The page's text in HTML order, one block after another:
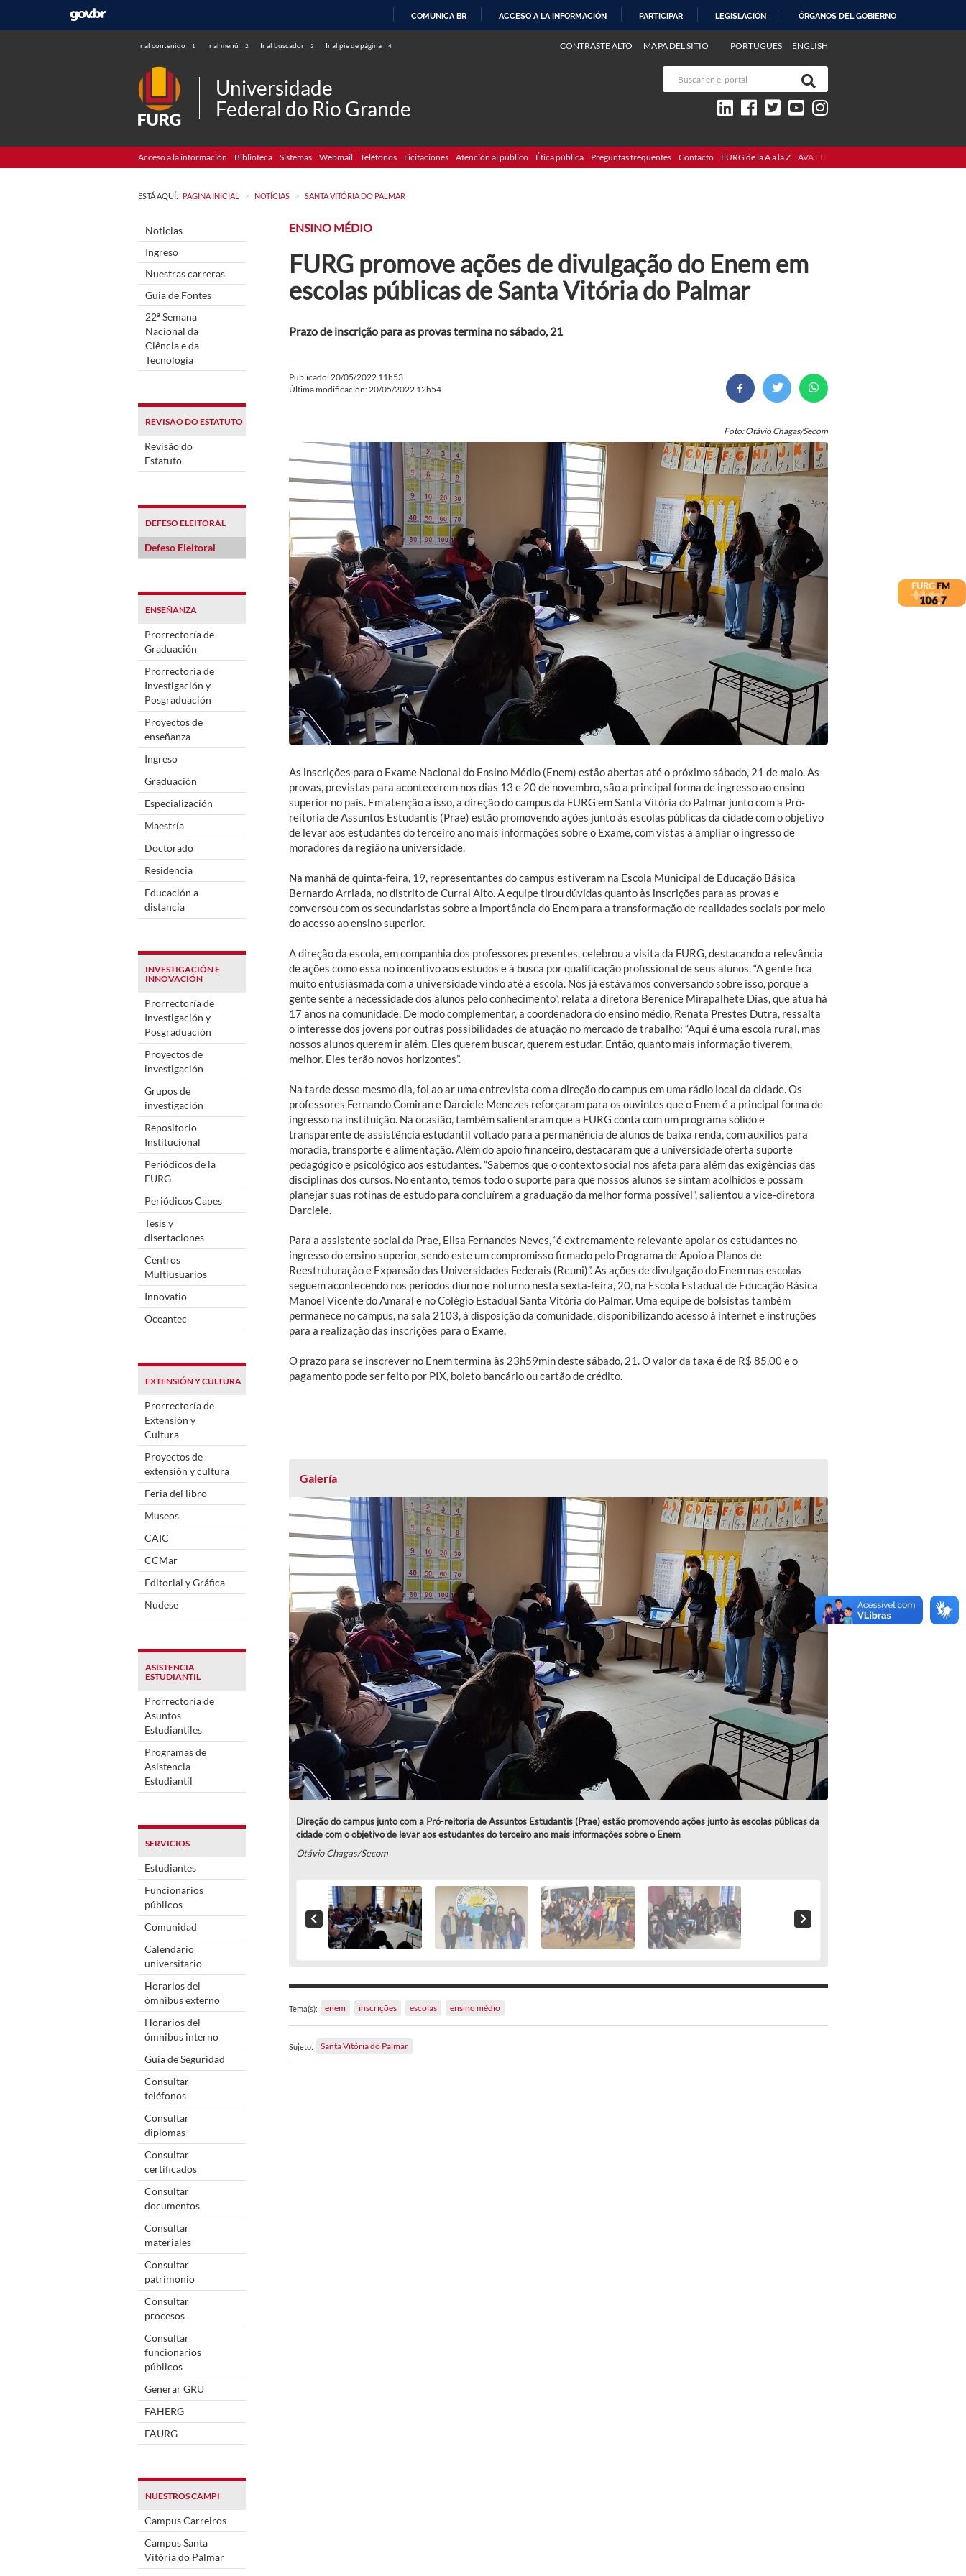
COMUNICA BR ACCESO A LA INFORMACIÓN PARTICIPAR LEGISLACIÓN ÓRGANOS DEL GOBIERNO
Ir al contenido 1 Ir al menú 2 Ir al buscador 3 Ir al pie de página 4 PORTUGUÊS ENGLISH
CONTRASTE ALTO MAPA DEL SITIO
Universidade
Federal do Rio Grande
Acceso a la información Biblioteca Sistemas Webmail Teléfonos Licitaciones Atención al público Ética pública Preguntas frequentes Contacto FURG de la A a la Z AVA FURG
ESTÁ AQUÍ: PAGINA INICIAL > NOTÍCIAS > SANTA VITÓRIA DO PALMAR
Noticias
Ingreso
Nuestras carreras
Guia de Fontes
22ª Semana
Nacional da
Ciência e da
Tecnologia
REVISÃO DO ESTATUTO
Revisão do
Estatuto
DEFESO ELEITORAL
Defeso Eleitoral
ENSEÑANZA
Prorrectoría de
Graduación
Prorrectoría de
Investigación y
Posgraduación
Proyectos de
enseñanza
Ingreso
Graduación
Especialización
Maestría
Doctorado
Residencia
Educación a
distancia
INVESTIGACIÓN E
INNOVACIÓN
Prorrectoría de
Investigación y
Posgraduación
Proyectos de
investigación
Grupos de
investigación
Repositorio
Institucional
Periódicos de la
FURG
Periódicos Capes
Tesis y
disertaciones
Centros
Multiusuarios
Innovatio
Oceantec
EXTENSIÓN Y CULTURA
Prorrectoría de
Extensión y
Cultura
Proyectos de
extensión y cultura
Feria del libro
Museos
CAIC
CCMar
Editorial y Gráfica
Nudese
ASISTENCIA
ESTUDIANTIL
Prorrectoría de
Asuntos
Estudiantiles
Programas de
Asistencia
Estudiantil
SERVICIOS
Estudiantes
Funcionarios
públicos
Comunidad
Calendario
universitario
Horarios del
ómnibus externo
Horarios del
ómnibus interno
Guía de Seguridad
Consultar
teléfonos
Consultar
diplomas
Consultar
certificados
Consultar
documentos
Consultar
materiales
Consultar
patrimonio
Consultar
procesos
Consultar
funcionarios
públicos
Generar GRU
FAHERG
FAURG
NUESTROS CAMPI
Campus Carreiros
Campus Santa
Vitória do Palmar
ENSINO MÉDIO
FURG promove ações de divulgação do Enem em
escolas públicas de Santa Vitória do Palmar
Prazo de inscrição para as provas termina no sábado, 21
Publicado: 20/05/2022 11h53
Última modificación: 20/05/2022 12h54
Foto: Otávio Chagas/Secom
As inscrições para o Exame Nacional do Ensino Médio (Enem) estão abertas até o próximo sábado, 21 de maio. As
provas, previstas para acontecerem nos dias 13 e 20 de novembro, são a principal forma de ingresso ao ensino
superior no país. Em atenção a isso, a direção do campus da FURG em Santa Vitória do Palmar junto com a Pró-
reitoria de Assuntos Estudantis (Prae) estão promovendo ações junto às escolas públicas da cidade com o objetivo
de levar aos estudantes do terceiro ano mais informações sobre o Exame, com vistas a ampliar o ingresso de
moradores da região na universidade.
Na manhã de quinta-feira, 19, representantes do campus estiveram na Escola Municipal de Educação Básica
Bernardo Arriada, no distrito de Curral Alto. A equipe tirou dúvidas quanto às inscrições para as provas e
conversou com os secundaristas sobre a importância do Enem para a transformação de realidades sociais por meio
do acesso ao ensino superior.
A direção da escola, em companhia dos professores presentes, celebrou a visita da FURG, destacando a relevância
de ações como essa no incentivo aos estudos e à busca por qualificação profissional de seus alunos. “A gente fica
muito entusiasmada com a universidade vindo até a escola. Nós já estávamos conversando sobre isso, porque a
gente sente a necessidade dos alunos pelo conhecimento”, relata a diretora Berenice Mirapalhete Dias, que atua há
17 anos na comunidade. De modo complementar, a coordenadora do ensino médio, Renata Prestes Dutra, ressalta
o interesse dos jovens por outras possibilidades de atuação no mercado de trabalho: “Aqui é uma escola rural, mas
nossos alunos querem ir além. Eles querem buscar, querem estudar. Então, quanto mais informação tiverem,
melhor. Eles terão novos horizontes”.
Na tarde desse mesmo dia, foi ao ar uma entrevista com a direção do campus em uma rádio local da cidade. Os
professores Fernando Comiran e Darciele Menezes reforçaram para os ouvintes que o Enem é a principal forma de
ingresso na instituição. Na ocasião, também salientaram que a FURG conta com um programa sólido e
transparente de assistência estudantil voltado para a permanência de alunos de baixa renda, com auxílios para
moradia, transporte e alimentação. Além do apoio financeiro, destacaram que a universidade oferta suporte
pedagógico e psicológico aos estudantes. “Sabemos que o contexto social nos afeta para além das exigências das
disciplinas dos cursos. No entanto, temos todo o suporte para que nossos alunos se sintam acolhidos e possam
planejar suas rotinas de estudo para concluírem a graduação da melhor forma possível”, salientou a vice-diretora
Darciele.
Para a assistente social da Prae, Elisa Fernandes Neves, “é extremamente relevante apoiar os estudantes no
ingresso do ensino superior, sendo este um compromisso firmado pelo Programa de Apoio a Planos de
Reestruturação e Expansão das Universidades Federais (Reuni)”. As ações de divulgação do Enem nas escolas
seguem acontecendo nos períodos diurno e noturno nesta sexta-feira, 20, na Escola Estadual de Educação Básica
Manoel Vicente do Amaral e no Colégio Estadual Santa Vitória do Palmar. Uma equipe de bolsistas também
permanece no campus, na sala 2103, à disposição da comunidade, disponibilizando acesso à internet e instruções
para a realização das inscrições para o Exame.
O prazo para se inscrever no Enem termina às 23h59min deste sábado, 21. O valor da taxa é de R$ 85,00 e o
pagamento pode ser feito por PIX, boleto bancário ou cartão de crédito.
Galería
Direção do campus junto com a Pró-reitoria de Assuntos Estudantis (Prae) estão promovendo ações junto às escolas públicas da
cidade com o objetivo de levar aos estudantes do terceiro ano mais informações sobre o Enem
Otávio Chagas/Secom
Tema(s): enem inscrições escolas ensino médio
Sujeto: Santa Vitória do Palmar